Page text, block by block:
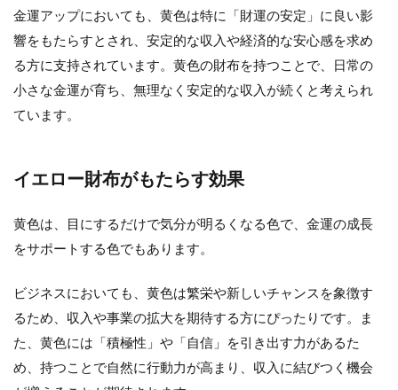
金運アップにおいても、黄色は特に「財運の安定」に良い影
響をもたらすとされ、安定的な収入や経済的な安心感を求め
る方に支持されています。黄色の財布を持つことで、日常の
小さな金運が育ち、無理なく安定的な収入が続くと考えられ
ています。
イエロー財布がもたらす効果
黄色は、目にするだけで気分が明るくなる色で、金運の成長
をサポートする色でもあります。
ビジネスにおいても、黄色は繁栄や新しいチャンスを象徴す
るため、収入や事業の拡大を期待する方にぴったりです。ま
た、黄色には「積極性」や「自信」を引き出す力があるた
め、持つことで自然に行動力が高まり、収入に結びつく機会